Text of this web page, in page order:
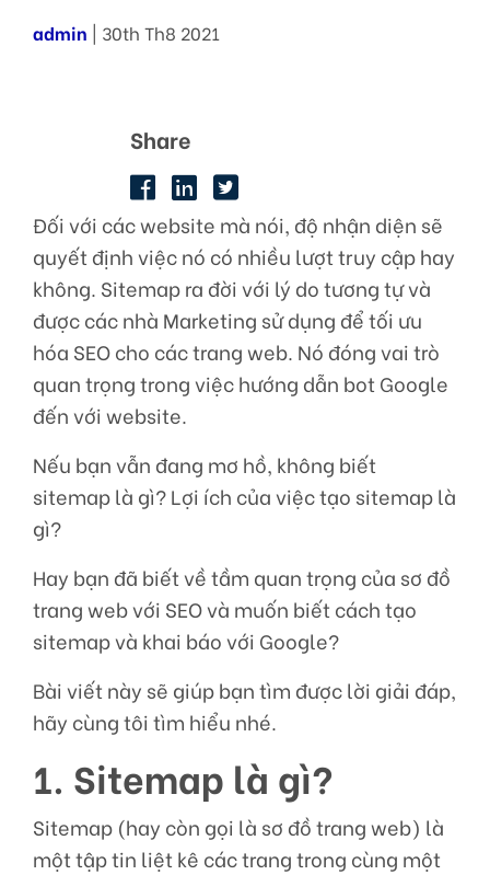
admin | 30th Th8 2021
Share
Đối với các website mà nói, độ nhận diện sẽ
quyết định việc nó có nhiều lượt truy cập hay
không. Sitemap ra đời với lý do tương tự và
được các nhà Marketing sử dụng để tối ưu
hóa SEO cho các trang web. Nó đóng vai trò
quan trọng trong việc hướng dẫn bot Google
đến với website.
Nếu bạn vẫn đang mơ hồ, không biết
sitemap là gì? Lợi ích của việc tạo sitemap là
gì?
Hay bạn đã biết về tầm quan trọng của sơ đồ
trang web với SEO và muốn biết cách tạo
sitemap và khai báo với Google?
Bài viết này sẽ giúp bạn tìm được lời giải đáp,
hãy cùng tôi tìm hiểu nhé.
1. Sitemap là gì?
Sitemap (hay còn gọi là sơ đồ trang web) là
một tập tin liệt kê các trang trong cùng một